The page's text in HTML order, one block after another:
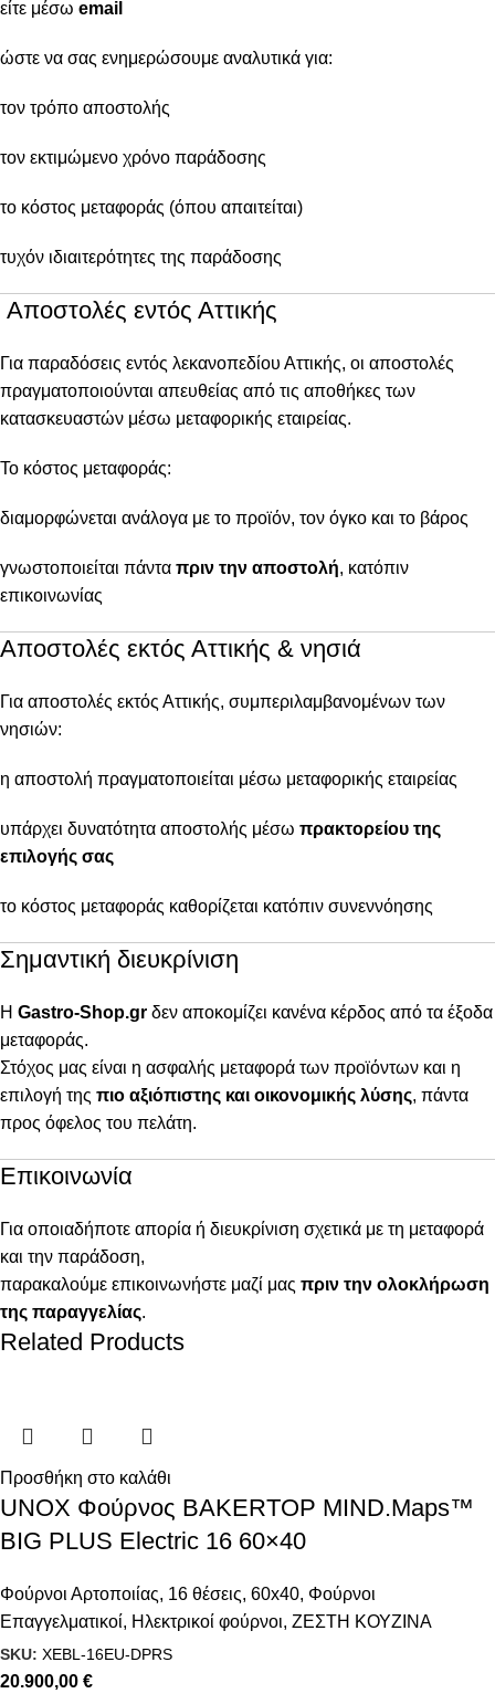
είτε μέσω email
ώστε να σας ενημερώσουμε αναλυτικά για:
τον τρόπο αποστολής
τον εκτιμώμενο χρόνο παράδοσης
το κόστος μεταφοράς (όπου απαιτείται)
τυχόν ιδιαιτερότητες της παράδοσης
Αποστολές εντός Αττικής
Για παραδόσεις εντός λεκανοπεδίου Αττικής, οι αποστολές
πραγματοποιούνται απευθείας από τις αποθήκες των
κατασκευαστών μέσω μεταφορικής εταιρείας.
Το κόστος μεταφοράς:
διαμορφώνεται ανάλογα με το προϊόν, τον όγκο και το βάρος
γνωστοποιείται πάντα πριν την αποστολή, κατόπιν
επικοινωνίας
Αποστολές εκτός Αττικής & νησιά
Για αποστολές εκτός Αττικής, συμπεριλαμβανομένων των
νησιών:
η αποστολή πραγματοποιείται μέσω μεταφορικής εταιρείας
υπάρχει δυνατότητα αποστολής μέσω πρακτορείου της
επιλογής σας
το κόστος μεταφοράς καθορίζεται κατόπιν συνεννόησης
Σημαντική διευκρίνιση
Η Gastro-Shop.gr δεν αποκομίζει κανένα κέρδος από τα έξοδα
μεταφοράς.
Στόχος μας είναι η ασφαλής μεταφορά των προϊόντων και η
επιλογή της πιο αξιόπιστης και οικονομικής λύσης, πάντα
προς όφελος του πελάτη.
Επικοινωνία
Για οποιαδήποτε απορία ή διευκρίνιση σχετικά με τη μεταφορά
και την παράδοση,
παρακαλούμε επικοινωνήστε μαζί μας πριν την ολοκλήρωση
της παραγγελίας.
Related Products
Προσθήκη στο καλάθι
UNOX Φούρνος BAKERTOP MIND.Maps™
BIG PLUS Electric 16 60×40
Φούρνοι Αρτοποιίας, 16 θέσεις, 60x40, Φούρνοι
Επαγγελματικοί, Ηλεκτρικοί φούρνοι, ΖΕΣΤΗ ΚΟΥΖΙΝΑ
SKU: XEBL-16EU-DPRS
20.900,00 €